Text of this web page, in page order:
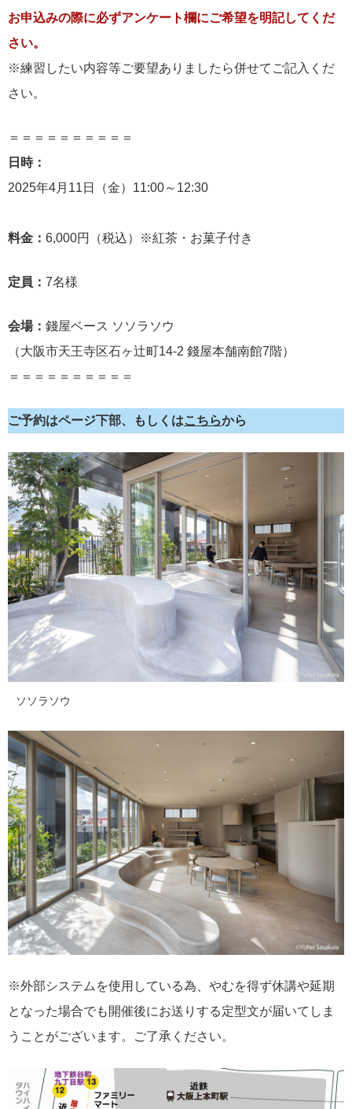
お申込みの際に必ずアンケート欄にご希望を明記してくだ
さい。
※練習したい内容等ご要望ありましたら併せてご記入くだ
さい。
＝＝＝＝＝＝＝＝＝＝
日時：
2025年4月11日（金）11:00～12:30
料金： 6,000円（税込）※紅茶・お菓子付き
定員： 7名様
会場： 錢屋ベース ソソラソウ
（大阪市天王寺区石ヶ辻町14-2 錢屋本舗南館7階）
＝＝＝＝＝＝＝＝＝＝
ご予約はページ下部、もしくはこちらから
ソソラソウ
※外部システムを使用している為、やむを得ず休講や延期
となった場合でも開催後にお送りする定型文が届いてしま
うことがございます。ご了承ください。